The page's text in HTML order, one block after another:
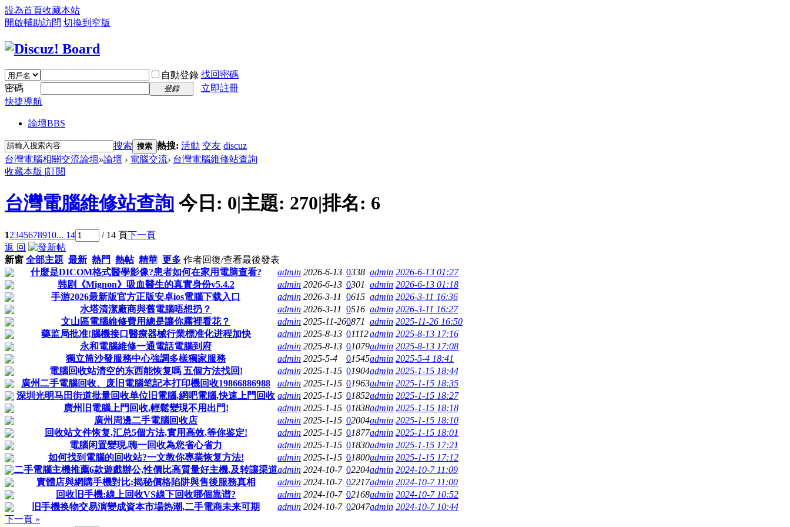
設為首頁收藏本站
開啟輔助訪問 切換到窄版
自動登錄 找回密碼
密碼
登錄
立即註冊
快捷導航
論壇BBS
搜索 搜索 熱搜: 活動 交友 discuz
台灣電腦相關交流論壇»論壇 › 電腦交流› 台灣電腦維修站查詢
收藏本版 |訂閱
台灣電腦維修站查詢 今日: 0|主題: 270|排名: 6
12345678910... 14 / 14 頁下一頁
返 回
新窗 全部主題 最新 熱門 熱帖 精華 更多 作者回復/查看最後發表
什麼是DICOM格式醫學影像?患者如何在家用電脑查看?
admin 2026-6-13 0338 admin 2026-6-13 01:27
韩剧《Mignon》吸血醫生的真實身份v5.4.2
admin 2026-6-13 0301 admin 2026-6-13 01:18
手游2026最新版官方正版安卓ios電腦下载入口
admin 2026-3-11 0615 admin 2026-3-11 16:36
水塔清潔廠商與舊電腦唔想扔？
admin 2026-3-11 0516 admin 2026-3-11 16:27
文山區電腦維修費用總是讓你霧裡看花？
admin 2025-11-260871 admin 2025-11-26 16:50
藥监局批准!腦機接口醫療器械行業標准化进程加快
admin 2025-8-13 01112admin 2025-8-13 17:16
永和電腦維修一通電話電腦到府
admin 2025-8-13 01079admin 2025-8-13 17:08
獨立筒沙發服務中心強調多樣獨家服務
admin 2025-5-4 01545admin 2025-5-4 18:41
電腦回收站清空的东西能恢复嗎 五個方法找回!
admin 2025-1-15 01904admin 2025-1-15 18:44
廣州二手電腦回收、废旧電腦笔記本打印機回收19866886988
admin 2025-1-15 01963admin 2025-1-15 18:35
深圳光明马田街道批量回收单位旧電腦,網吧電腦,快速上門回收 admin 2025-1-15 01852admin 2025-1-15 18:27
廣州旧電腦上門回收,輕鬆變現不用出門!
admin 2025-1-15 01838admin 2025-1-15 18:18
廣州周邊二手電腦回收店
admin 2025-1-15 02004admin 2025-1-15 18:10
回收站文件恢复,汇总5個方法,實用高效,等你鉴定!
admin 2025-1-15 01877admin 2025-1-15 18:01
電腦闲置變現,嗨一回收為您省心省力
admin 2025-1-15 01830admin 2025-1-15 17:21
如何找到電腦的回收站?一文教你專業恢复方法!
admin 2025-1-15 01800admin 2025-1-15 17:12
二手電腦主機推薦6款遊戲辦公,性價比高質量好主機,及转讓渠道admin 2024-10-7 02204admin 2024-10-7 11:09
實體店與網購手機對比:揭秘價格陷阱與售後服務真相
admin 2024-10-7 02217admin 2024-10-7 11:00
回收旧手機:線上回收VS線下回收哪個靠谱?
admin 2024-10-7 02168admin 2024-10-7 10:52
旧手機换物交易演變成資本市場热潮,二手電商未来可期
admin 2024-10-7 02047admin 2024-10-7 10:44
下一頁 »